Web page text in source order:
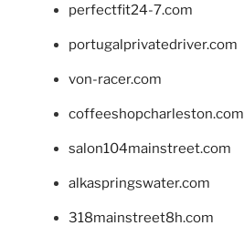
perfectfit24-7.com
portugalprivatedriver.com
von-racer.com
coffeeshopcharleston.com
salon104mainstreet.com
alkaspringswater.com
318mainstreet8h.com